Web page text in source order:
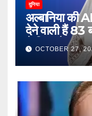
दुनिया
अल्बानिया की
देने वाली हैं 83
ने किया हैरान
OCTOBER 27,